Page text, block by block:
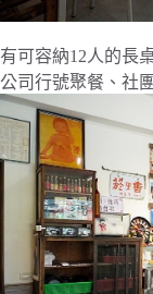
有可容納12人的長
公司行號聚餐、社